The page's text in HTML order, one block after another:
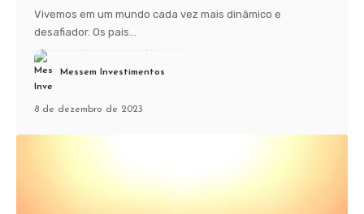
Vivemos em um mundo cada vez mais dinâmico e
desafiador. Os pais
Messem Investimentos
8 de dezembro de 2023